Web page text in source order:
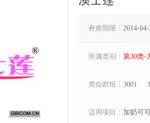
有效期限： 2014-
所属类别： 第30类-
类似群组： 3001
适用项目： 加奶可